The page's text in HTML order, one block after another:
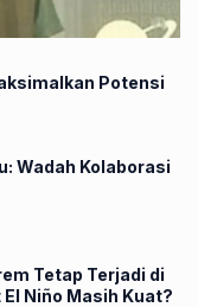
Potensi
Wadah Kolaborasi
Tetap Terjadi di
Niño Masih Kuat?